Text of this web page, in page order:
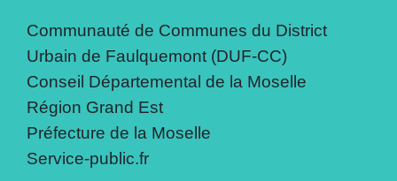
Communauté de Communes du District
Urbain de Faulquemont (DUF-CC)
Conseil Départemental de la Moselle
Région Grand Est
Préfecture de la Moselle
Service-public.fr